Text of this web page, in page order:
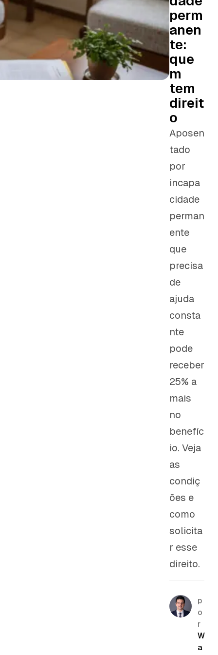
perm
anen
te:
que
m
tem
direit
o
Aposen
tado
por
incapa
cidade
perman
ente
que
precisa
de
ajuda
consta
nte
pode
receber
25% a
mais
no
benefíc
io. Veja
as
condiç
ões e
como
solicita
r esse
direito.
p
o
r
W
a